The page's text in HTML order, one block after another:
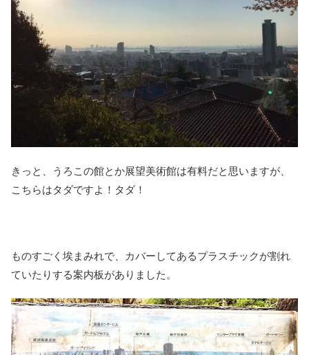
きっと、うろこの館とか展望美術館は有料だと思いますが、
こちらはタダですよ！タダ！
ものすごく埃まみれで、カバーしてあるプラスチックが割れ
ていたりする案内板がありました。